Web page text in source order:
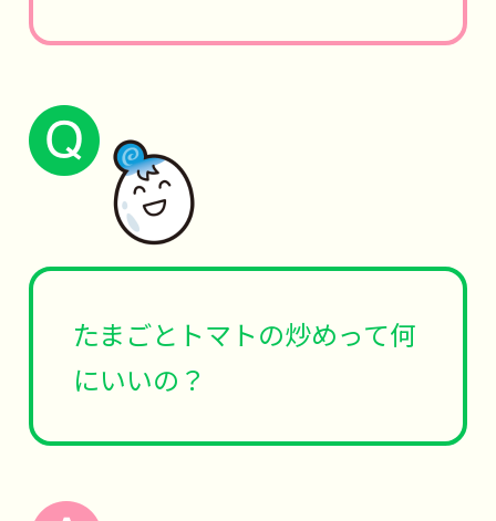
たまごとトマトの炒めって何
にいいの？